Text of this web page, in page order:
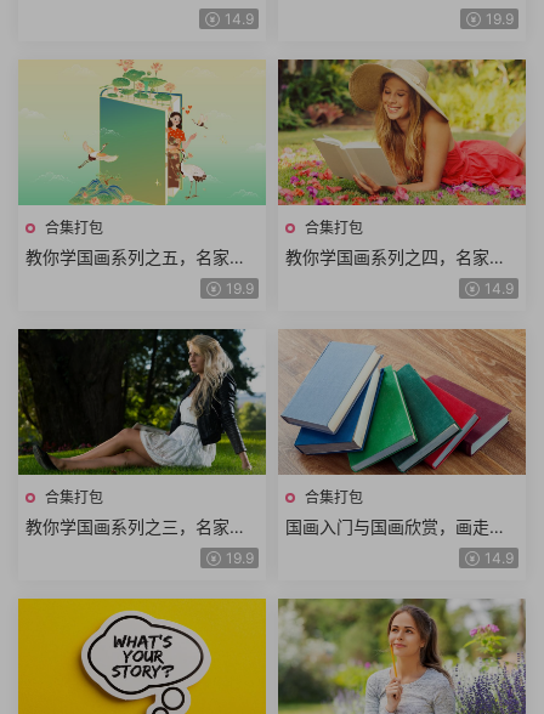
国画山水花鸟人物素材合集14.9 19.9
合集打包
教你学国画系列之五，名家工
19.9
合集打包
教你学国画系列之四，名家人
14.9
合集打包
教你学国画系列之三，名家山
19.9
合集打包
国画入门与国画欣赏，画走兽
14.9